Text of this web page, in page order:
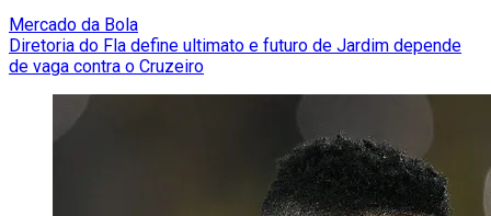
Mercado da Bola
Diretoria do Fla define ultimato e futuro de Jardim depende
de vaga contra o Cruzeiro